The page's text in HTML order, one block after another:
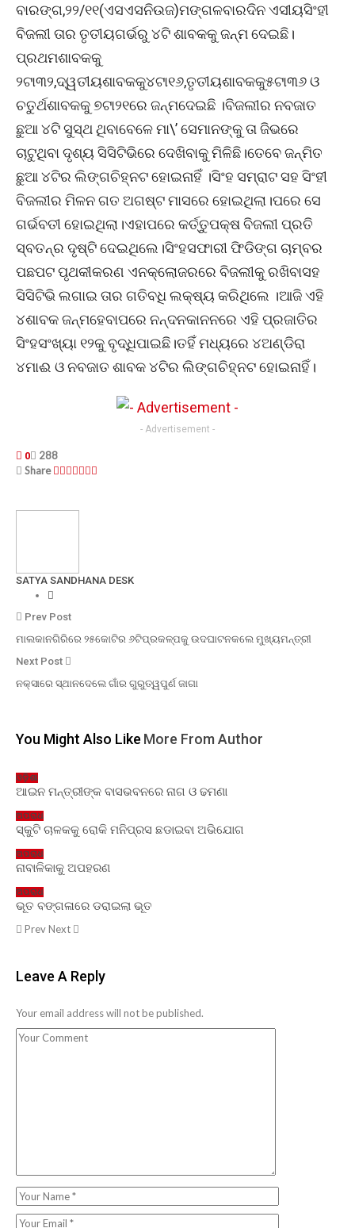
ବାରଙ୍ଗ,୨୨/୧୧(ଏସଏସନିଉଜ)ମଙ୍ଗଳବାରଦିନ ଏସୀୟସିଂହୀ
ବିଜଲୀ ତାର ତୃତୀୟଗର୍ଭରୁ ୪ଟି ଶାବକକୁ ଜନ୍ମ ଦେଇଛି।
ପ୍ରଥମଶାବକକୁ
୨ଟା୩୨,ଦ୍ୱତୀୟଶାବକକୁ୪ଟା୧୬,ତୃତୀୟଶାବକକୁ୫ଟା୩୬ ଓ
ଚତୁର୍ଥଶାବକକୁ ୭ଟା୨୧ରେ ଜନ୍ମଦେଇଛି ।ବିଜଲୀର ନବଜାତ
ଛୁଆ ୪ଟି ସୁସ୍ଥ ଥିବାବେଳେ ମା\’ ସେମାନଙ୍କୁ ତା ଜିଭରେ
ଚାଟୁଥିବା ଦୃଶ୍ୟ ସିସିଟିଭିରେ ଦେଖିବାକୁ ମିଳିଛି।ତେବେ ଜନ୍ମିତ
ଛୁଆ ୪ଟିର ଲିଙ୍ଗଚିହ୍ନଟ ହୋଇନାହିଁ ।ସିଂହ ସମ୍ରାଟ ସହ ସିଂହୀ
ବିଜଲୀର ମିଳନ ଗତ ଅଗଷ୍ଟ ମାସରେ ହୋଇଥିଲା।ପରେ ସେ
ଗର୍ଭବତୀ ହୋଇଥିଲା।ଏହାପରେ କର୍ତ୍ତୁପକ୍ଷ ବିଜଲୀ ପ୍ରତି
ସ୍ବତନ୍ର ଦୃଷ୍ଟି ଦେଇଥିଲେ।ସିଂହସଫାରୀ ଫିଡିଙ୍ଗ ଚାମ୍ବର
ପଛପଟ ପୃଥକୀକରଣ ଏନକ୍ଲୋଜରରେ ବିଜଲୀକୁ ରଖିବାସହ
ସିସିଟିଭି ଲଗାଇ ତାର ଗତିବଧି ଲକ୍ଷ୍ୟ କରିଥିଲେ ।ଆଜି ଏହି
୪ଶାବକ ଜନ୍ମହେବାପରେ ନନ୍ଦନକାନନରେ ଏହି ପ୍ରଜାତିର
ସିଂହସଂଖ୍ୟା ୧୨କୁ ବୃଦ୍ଧିପାଇଛି।ତହିଁ ମଧ୍ୟରେ ୪ଅଣ୍ଡିରା
୪ମାଈ ଓ ନବଜାତ ଶାବକ ୪ଟିର ଲିଙ୍ଗଚିହ୍ନଟ ହୋଇନାହିଁ।
- Advertisement -
0
288
Share
SATYA SANDHANA DESK
Prev Post
ମାଲକାନଗିରିରେ ୨୫କୋଟିର ୬ଟିପ୍ରକଳ୍ପକୁ ଉଦଘାଟନକଲେ ମୁଖ୍ୟମନ୍ତ୍ରୀ
Next Post
ନକ୍ସାରେ ସ୍ଥାନଦେଲେ ଗାଁର ଗୁରୁତ୍ୱପୁର୍ଣ ଜାଗା
You Might Also Like More From Author
ଓଡ଼ିଶା
ଆଇନ ମନ୍ତ୍ରୀଙ୍କ ବାସଭବନରେ ନାଗ ଓ ଢମଣା
ଅପରାଧ
ସ୍କୁଟି ଚାଳକକୁ ରୋକି ମନିପ୍ରସ ଛଡାଇବା ଅଭିଯୋଗ
ଅପରାଧ
ନାବାଳିକାକୁ ଅପହରଣ
ଅପରାଧ
ଭୂତ ବଙ୍ଗଳାରେ ଡରାଇଲା ଭୂତ
PrevNext
Leave A Reply
Your email address will not be published.